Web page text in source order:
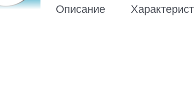
Описание